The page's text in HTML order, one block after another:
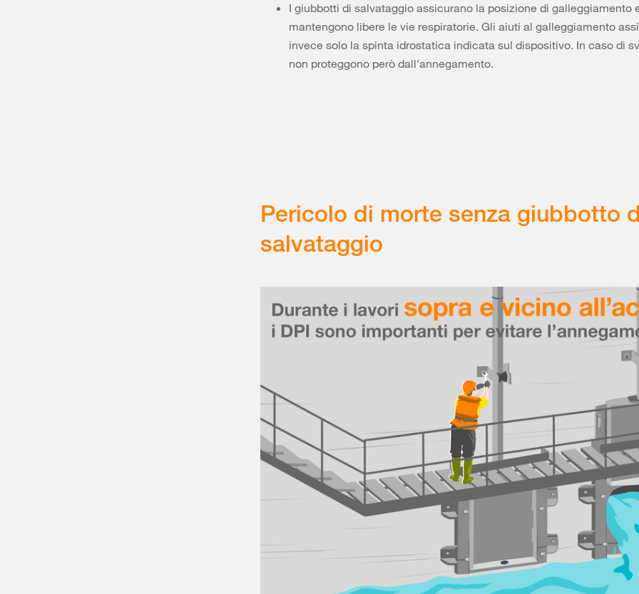
I giubbotti di salvataggio assicurano la posizione di galleggiamento
mantengono libere le vie respiratorie. Gli aiuti al galleggiamento
invece solo la spinta idrostatica indicata sul dispositivo. In caso di
non proteggono però dall'annegamento.
Pericolo di morte senza giubbotto
salvataggio